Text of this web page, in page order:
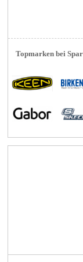
Topmarken bei